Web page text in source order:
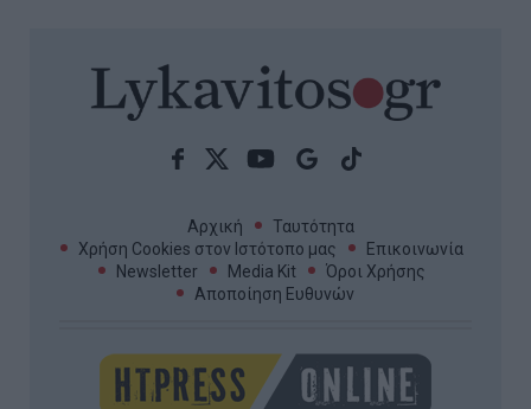
Αρχική
Ταυτότητα
Χρήση Cookies στον Ιστότοπο μας
Επικοινωνία
Newsletter
Media Kit
Όροι Χρήσης
Αποποίηση Ευθυνών